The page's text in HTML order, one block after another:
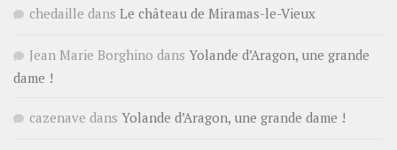
chedaille dans Le château de Miramas-le-Vieux
Jean Marie Borghino dans Yolande d’Aragon, une grande
dame !
cazenave dans Yolande d’Aragon, une grande dame !